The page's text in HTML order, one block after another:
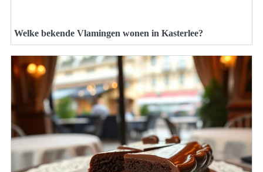
Welke bekende Vlamingen wonen in Kasterlee?